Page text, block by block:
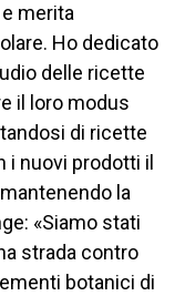
merita
Ho dedicato
delle ricette
il loro modus
di ricette
i nuovi prodotti il
la
«Siamo stati
strada contro
botanici di